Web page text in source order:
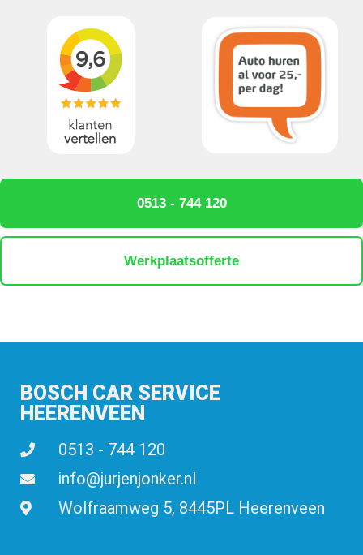
0513 - 744 120
Werkplaatsofferte
BOSCH CAR SERVICE
HEERENVEEN
0513 - 744 120
info@jurjenjonker.nl
Wolfraamweg 5, 8445PL Heerenveen